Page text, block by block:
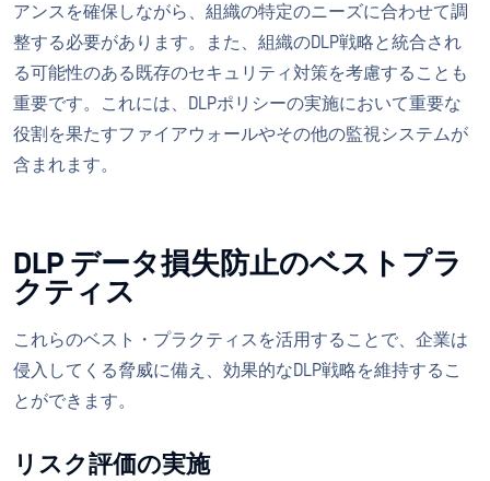
アンスを確保しながら、組織の特定のニーズに合わせて調
整する必要があります。また、組織のDLP戦略と統合され
る可能性のある既存のセキュリティ対策を考慮することも
重要です。これには、DLPポリシーの実施において重要な
役割を果たすファイアウォールやその他の監視システムが
含まれます。
DLP データ損失防止のベストプラ
クティス
これらのベスト・プラクティスを活用することで、企業は
侵入してくる脅威に備え、効果的なDLP戦略を維持するこ
とができます。
リスク評価の実施